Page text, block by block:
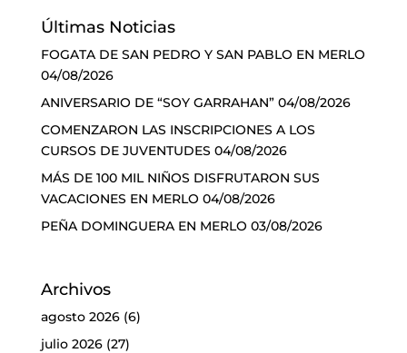
Últimas Noticias
FOGATA DE SAN PEDRO Y SAN PABLO EN MERLO
04/08/2026
ANIVERSARIO DE “SOY GARRAHAN” 04/08/2026
COMENZARON LAS INSCRIPCIONES A LOS
CURSOS DE JUVENTUDES 04/08/2026
MÁS DE 100 MIL NIÑOS DISFRUTARON SUS
VACACIONES EN MERLO 04/08/2026
PEÑA DOMINGUERA EN MERLO 03/08/2026
Archivos
agosto 2026(6)
julio 2026(27)